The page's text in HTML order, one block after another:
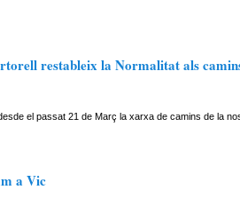
restableix la Normalitat als
el passat 21 de Març la xarxa de camins de la
a Vic